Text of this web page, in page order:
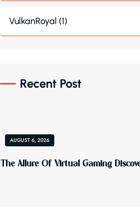
VulkanRoyal (1)
Recent Post
AUGUST 6, 2026
THE AL URE OF VIRTUA GAMING DISCOV